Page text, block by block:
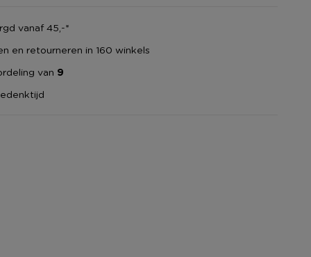
vanaf 45,-*
en retourneren in 160 winkels
van 9